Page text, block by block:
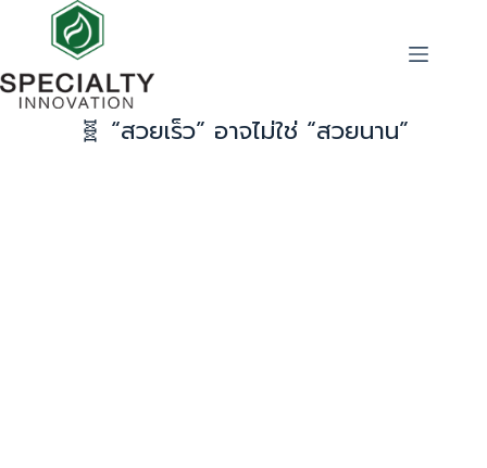
🧬 “สวยเร็ว” อาจไม่ใช่ “สวยนาน”